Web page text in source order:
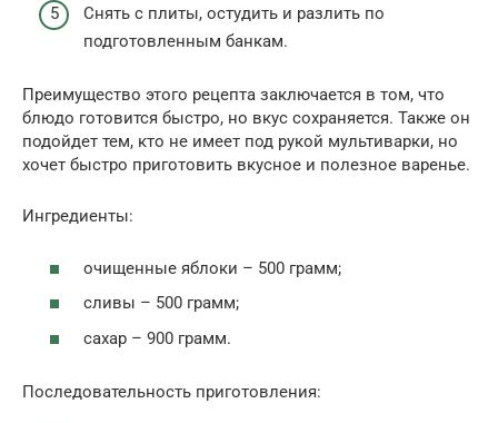
Снять с плиты, остудить и разлить по
подготовленным банкам.
Преимущество этого рецепта заключается в том, что
блюдо готовится быстро, но вкус сохраняется. Также он
подойдет тем, кто не имеет под рукой мультиварки, но
хочет быстро приготовить вкусное и полезное варенье.
Ингредиенты:
очищенные яблоки – 500 грамм;
сливы – 500 грамм;
сахар – 900 грамм.
Последовательность приготовления: